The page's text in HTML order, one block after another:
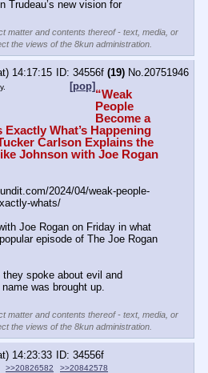
Trudeau’s new vision for
matter and contents thereof - text, media, or
the views of the 8kun administration.
14:17:15 34556f (19) No. 20751946
[pop]
“Weak
People
Become a
Exactly What’s Happening
Carlson Explains the
Johnson with Joe Rogan
2024/04/weak-people-
whats/
Joe Rogan on Friday in what
episode of The Joe Rogan
spoke about evil and
matter and contents thereof - text, media, or
the views of the 8kun administration.
14:23:33
34556f
>>20826582 >>20842578